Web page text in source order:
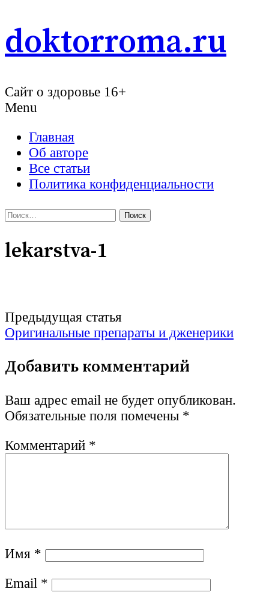
Skip
to
content
doktorroma.ru
Сайт о здоровье 16+
Menu
Главная
Об авторе
Все статьи
Политика конфиденциальности
Найти:
lekarstva-1
Post
navigation
Предыдущая статья
Оригинальные препараты и дженерики
Добавить комментарий
Ваш адрес email не будет опубликован.
Обязательные поля помечены *
Комментарий *
Имя *
Email *